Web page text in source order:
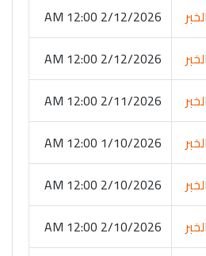
2/12/2026 12:00 AM
2/12/2026 12:00 AM
2/11/2026 12:00 AM
1/10/2026 12:00 AM
2/10/2026 12:00 AM
2/10/2026 12:00 AM